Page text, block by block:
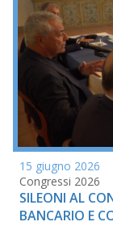
15 giugno 2026
Congressi 2026
SILEONI AL
BANCARIO E